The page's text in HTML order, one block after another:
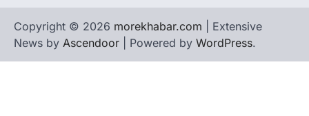
Copyright © 2026 morekhabar.com | Extensive
News by Ascendoor | Powered by WordPress.